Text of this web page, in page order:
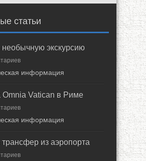
статьи
необычную экскурсию
информация
Omnia Vatican в Риме
информация
трансфер из аэропорта